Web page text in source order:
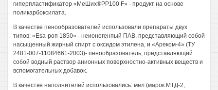
гиперпластификатор «МеШих®РР100 F» - продукт на основе
поликарбоксилата.
В качестве пенообразователей использовали препараты двух
типов: «Esa-роп 1850» - неионогенпый ПАВ, представляющий собой
насыщенный жирный спирт с оксидом этилена, и «Ареком-4» (ТУ
2481-007-11084661-2003)- пенообразователь, представляющий
собой водный раствор анионных поверхностно-активных веществ и
вспомогательных добавок.
В качестве наполнителей использовались: мел (марок МТД-2,